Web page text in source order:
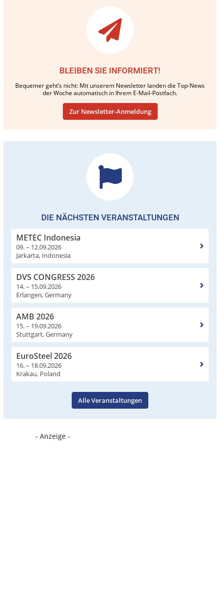
BLEIBEN SIE INFORMIERT!
Bequemer geht’s nicht: Mit unserem Newsletter landen die Top-News
der Woche automatisch in Ihrem E-Mail-Postfach.
Zur Newsletter-Anmeldung
DIE NÄCHSTEN VERANSTALTUNGEN
METEC Indonesia
09. – 12.09.2026
Jarkarta, Indonesia
DVS CONGRESS 2026
14. – 15.09.2026
Erlangen, Germany
AMB 2026
15. – 19.09.2026
Stuttgart, Germany
EuroSteel 2026
16. – 18.09.2026
Krakau, Poland
Alle Veranstaltungen
- Anzeige -